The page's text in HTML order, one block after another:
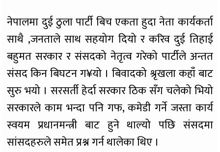
नेपालमा दुई ठुला पार्टी बिच एकता हुदा नेता कार्यकर्ता
साथै ,जनताले साथ सहयोग दियो र करिव दुई तिहाई
बहुमत सरकार र संसदको नेतृत्व गरेको पार्टीले अन्तत
संसद किन बिघटन ग¥यो । बिवादको श्रृखला कहाँ बाट
सुरु भयो । सरसर्ती हेर्दा सरकार ठिक सँग चलेको भियो
सरकारले काम भन्दा पनि गफ, कमेडी गर्ने जस्ता कार्य
स्वयम प्रधानमन्त्री बाट हुने थाल्यो पछि संसदमा
सांसदहरुले समेत प्रश्न गर्न थालेका थिए ।